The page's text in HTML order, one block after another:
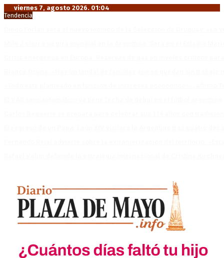
viernes 7, agosto 2026. 01:04
Tendencia